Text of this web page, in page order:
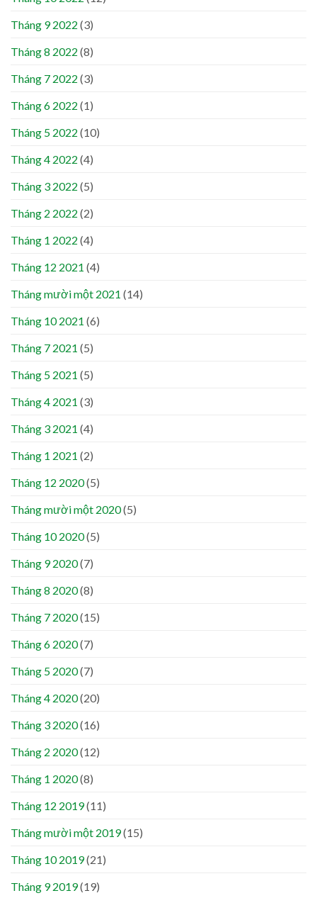
Tháng 9 2022 (3)
Tháng 8 2022 (8)
Tháng 7 2022 (3)
Tháng 6 2022 (1)
Tháng 5 2022 (10)
Tháng 4 2022 (4)
Tháng 3 2022 (5)
Tháng 2 2022 (2)
Tháng 1 2022 (4)
Tháng 12 2021 (4)
Tháng mười một 2021 (14)
Tháng 10 2021 (6)
Tháng 7 2021 (5)
Tháng 5 2021 (5)
Tháng 4 2021 (3)
Tháng 3 2021 (4)
Tháng 1 2021 (2)
Tháng 12 2020(5)
Tháng mười một 2020(5)
Tháng 10 2020(5)
Tháng 9 2020(7)
Tháng 8 2020(8)
Tháng 7 2020(15)
Tháng 6 2020(7)
Tháng 5 2020(7)
Tháng 4 2020(20)
Tháng 3 2020(16)
Tháng 2 2020(12)
Tháng 1 2020(8)
Tháng 12 2019(11)
Tháng mười một 2019(15)
Tháng 10 2019(21)
Tháng 9 2019(19)